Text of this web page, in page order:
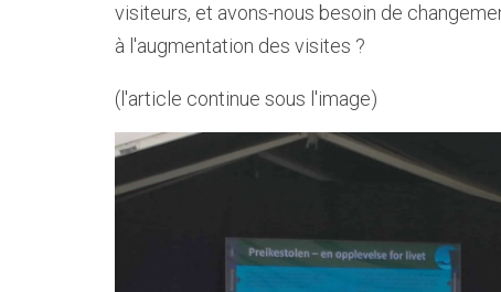
visiteurs, et avons-nous besoin de
à l'augmentation des visites ?
(l'article continue sous l'image)